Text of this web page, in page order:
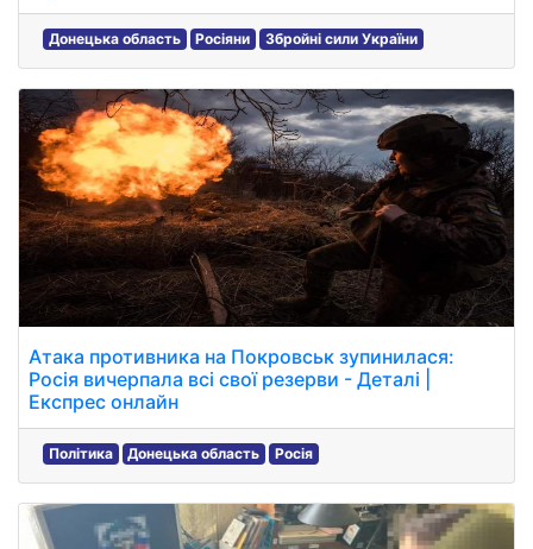
Донецька область Росіяни Збройні сили України
Атака противника на Покровськ зупинилася:
Росія вичерпала всі свої резерви - Деталі |
Експрес онлайн
Політика Донецька область Росія